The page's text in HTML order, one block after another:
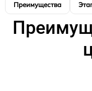
Преимущества